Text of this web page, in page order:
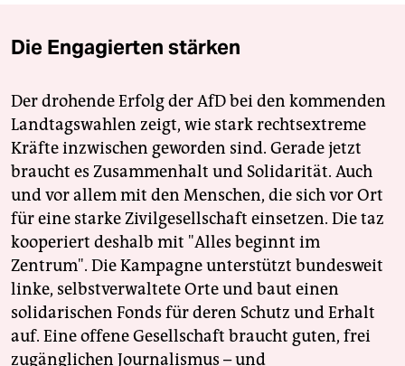
Die Engagierten stärken
Der drohende Erfolg der AfD bei den kommenden
Landtagswahlen zeigt, wie stark rechtsextreme
Kräfte inzwischen geworden sind. Gerade jetzt
braucht es Zusammenhalt und Solidarität. Auch
und vor allem mit den Menschen, die sich vor Ort
für eine starke Zivilgesellschaft einsetzen. Die taz
kooperiert deshalb mit "Alles beginnt im
Zentrum". Die Kampagne unterstützt bundesweit
linke, selbstverwaltete Orte und baut einen
solidarischen Fonds für deren Schutz und Erhalt
auf. Eine offene Gesellschaft braucht guten, frei
zugänglichen Journalismus – und